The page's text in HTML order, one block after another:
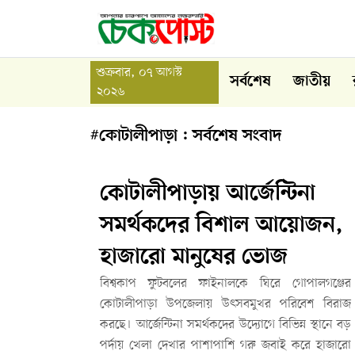
শুক্রবার, ০৭ আগস্ট
২০২৬
সর্বশেষ জাতীয়
#কোটালীপাড়া : সর্বশেষ সংবাদ
কোটালীপাড়ায় আর্জেন্টিনা
সমর্থকদের বিশাল আয়োজন,
হাজারো মানুষের ভোজ
বিশ্বকাপ ফুটবলের ফাইনালকে ঘিরে গোপালগঞ্জের
কোটালীপাড়া উপজেলায় উৎসবমুখর পরিবেশ বিরাজ
করছে। আর্জেন্টিনা সমর্থকদের উদ্যোগে বিভিন্ন স্থানে বড়
পর্দায় খেলা দেখার পাশাপাশি গরু জবাই করে হাজারো